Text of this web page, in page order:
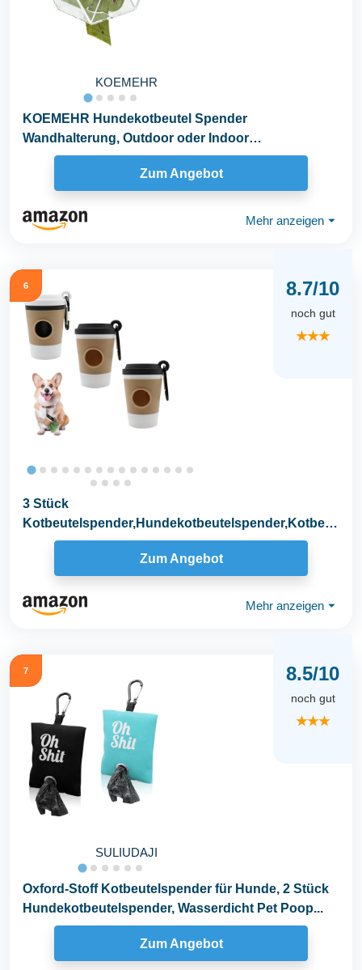
KOEMEHR
KOEMEHR Hundekotbeutel Spender
Wandhalterung, Outdoor oder Indoor
Hundekotbeutel Nachfüllrollen...
Zum Angebot
Mehr anzeigen ⏷
6 8.7/10
noch gut
★★★
3 Stück
Kotbeutelspender,Hundekotbeutelspender,Kotbeut
el Spender für Hunde,mit Praktischer...
Zum Angebot
Mehr anzeigen ⏷
7
SULIUDAJI
8.5/10
noch gut
★★★
Oxford-Stoff Kotbeutelspender für Hunde, 2 Stück
Hundekotbeutelspender, Wasserdicht Pet Poop...
Zum Angebot